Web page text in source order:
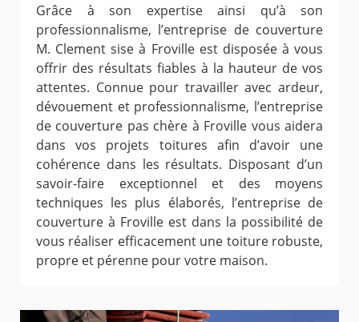
Grâce à son expertise ainsi qu’à son
professionnalisme, l’entreprise de couverture
M. Clement sise à Froville est disposée à vous
offrir des résultats fiables à la hauteur de vos
attentes. Connue pour travailler avec ardeur,
dévouement et professionnalisme, l’entreprise
de couverture pas chère à Froville vous aidera
dans vos projets toitures afin d’avoir une
cohérence dans les résultats. Disposant d’un
savoir-faire exceptionnel et des moyens
techniques les plus élaborés, l’entreprise de
couverture à Froville est dans la possibilité de
vous réaliser efficacement une toiture robuste,
propre et pérenne pour votre maison.